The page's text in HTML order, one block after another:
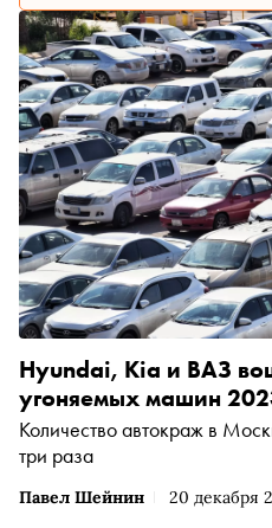
Павел Шейнин 20 декабря
Hyundai, Kia и ВАЗ
угоняемых машин
Количество автокраж в
три раза